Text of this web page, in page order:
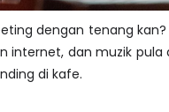
dengan tenang kan?
internet, dan muzik pula
di kafe.